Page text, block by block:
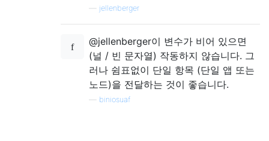
jellenberger
@jellenberger이 변수가 비어 있으면
(널 / 빈 문자열) 작동하지 않습니다. 그
러나 쉼표없이 단일 항목 (단일 앱 또는
노드)을 전달하는 것이 좋습니다.
biniosuaf